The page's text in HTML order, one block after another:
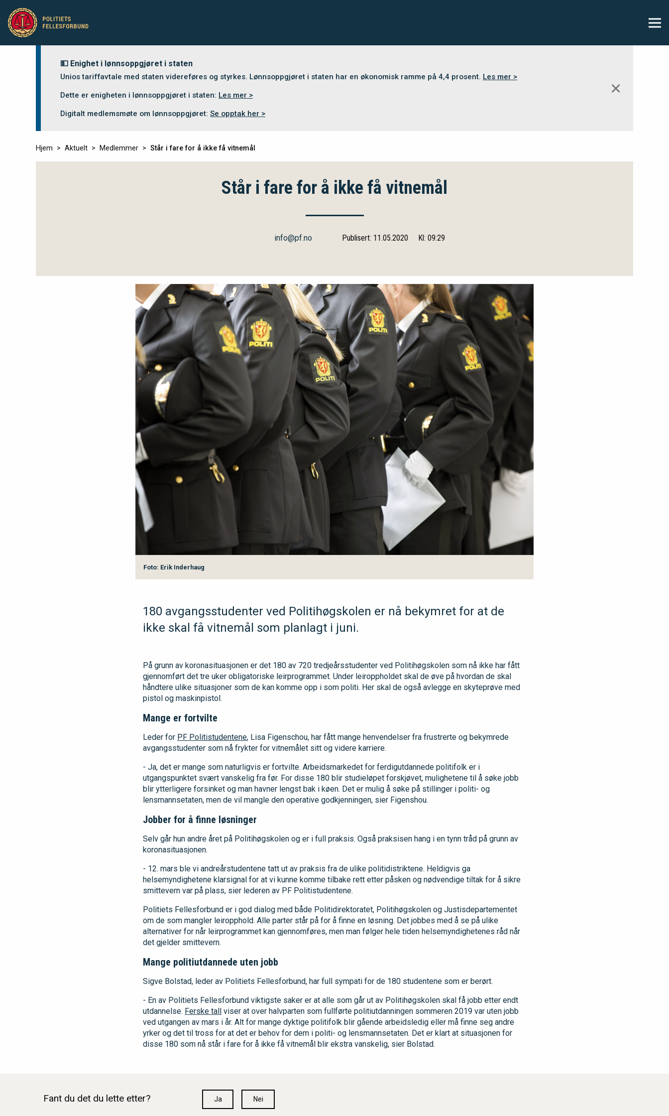
💵 Enighet i lønnsoppgjøret i staten
Unios tariffavtale med staten videreføres og styrkes. Lønnsoppgjøret i staten har en økonomisk ramme på 4,4 prosent. Les mer >
Dette er enigheten i lønnsoppgjøret i staten: Les mer >
Digitalt medlemsmøte om lønnsoppgjøret: Se opptak her >
✕
Hjem Aktuelt Medlemmer Står i fare for å ikke få vitnemål
Står i fare for å ikke få vitnemål
info@pf.no Publisert: 11.05.2020 Kl: 09:29
Foto: Erik Inderhaug
180 avgangsstudenter ved Politihøgskolen er nå bekymret for at de
ikke skal få vitnemål som planlagt i juni.
På grunn av koronasituasjonen er det 180 av 720 tredjeårsstudenter ved Politihøgskolen som nå ikke har fått
gjennomført det tre uker obligatoriske leirprogrammet. Under leiroppholdet skal de øve på hvordan de skal
håndtere ulike situasjoner som de kan komme opp i som politi. Her skal de også avlegge en skyteprøve med
pistol og maskinpistol.
Mange er fortvilte
Leder for PF Politistudentene, Lisa Figenschou, har fått mange henvendelser fra frustrerte og bekymrede
avgangsstudenter som nå frykter for vitnemålet sitt og videre karriere.
- Ja, det er mange som naturligvis er fortvilte. Arbeidsmarkedet for ferdigutdannede politifolk er i
utgangspunktet svært vanskelig fra før. For disse 180 blir studieløpet forskjøvet, mulighetene til å søke jobb
blir ytterligere forsinket og man havner lengst bak i køen. Det er mulig å søke på stillinger i politi- og
lensmannsetaten, men de vil mangle den operative godkjenningen, sier Figenshou.
Jobber for å finne løsninger
Selv går hun andre året på Politihøgskolen og er i full praksis. Også praksisen hang i en tynn tråd på grunn av
koronasituasjonen.
- 12. mars ble vi andreårstudentene tatt ut av praksis fra de ulike politidistriktene. Heldigvis ga
helsemyndighetene klarsignal for at vi kunne komme tilbake rett etter påsken og nødvendige tiltak for å sikre
smittevern var på plass, sier lederen av PF Politistudentene.
Politiets Fellesforbund er i god dialog med både Politidirektoratet, Politihøgskolen og Justisdepartementet
om de som mangler leiropphold. Alle parter står på for å finne en løsning. Det jobbes med å se på ulike
alternativer for når leirprogrammet kan gjennomføres, men man følger hele tiden helsemyndighetenes råd når
det gjelder smittevern.
Mange politiutdannede uten jobb
Sigve Bolstad, leder av Politiets Fellesforbund, har full sympati for de 180 studentene som er berørt.
- En av Politiets Fellesforbund viktigste saker er at alle som går ut av Politihøgskolen skal få jobb etter endt
utdannelse. Ferske tall viser at over halvparten som fullførte politiutdanningen sommeren 2019 var uten jobb
ved utgangen av mars i år. Alt for mange dyktige politifolk blir gående arbeidsledig eller må finne seg andre
yrker og det til tross for at det er behov for dem i politi- og lensmannsetaten. Det er klart at situasjonen for
disse 180 som nå står i fare for å ikke få vitnemål blir ekstra vanskelig, sier Bolstad.
Fant du det du lette etter? Ja Nei